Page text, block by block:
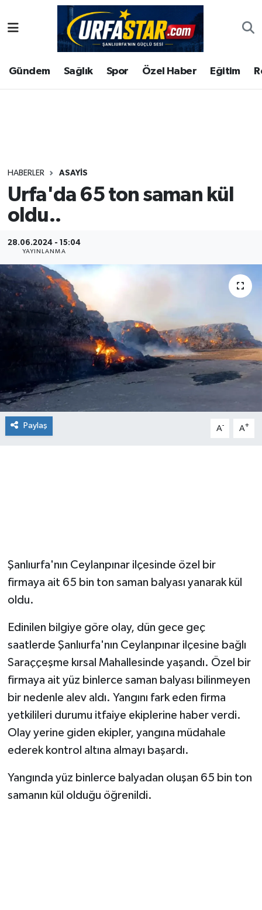
Gündem Sağlık Spor Özel Haber Eğitim
HABERLER ASAYİS
Urfa'da 65 ton saman kül
oldu..
28.06.2024 - 15:04
YAYINLANMA
Paylaş A- A+
Şanlıurfa'nın Ceylanpınar ilçesinde özel bir
firmaya ait 65 bin ton saman balyası yanarak kül
oldu.
Edinilen bilgiye göre olay, dün gece geç
saatlerde Şanlıurfa'nın Ceylanpınar ilçesine bağlı
Saraççeşme kırsal Mahallesinde yaşandı. Özel bir
firmaya ait yüz binlerce saman balyası bilinmeyen
bir nedenle alev aldı. Yangını fark eden firma
yetkilileri durumu itfaiye ekiplerine haber verdi.
Olay yerine giden ekipler, yangına müdahale
ederek kontrol altına almayı başardı.
Yangında yüz binlerce balyadan oluşan 65 bin ton
samanın kül olduğu öğrenildi.
ASAYİS
ÇEVRE
Gündem
Kültür
Magazin
Şanlıurfa Nöbetçi Eczaneler
Şanlıurfa Hava Durumu
Tüm Manşetler
Son Dakika Haberleri
Haber Arşivi